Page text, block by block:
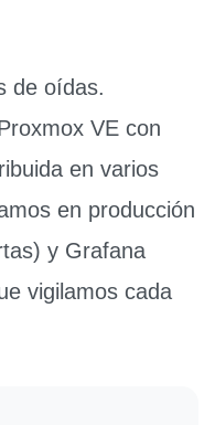
de oídas.
VE con
en varios
en producción
y Grafana
vigilamos cada